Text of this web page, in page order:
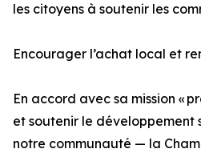
les citoyens à soutenir les
Encourager l’achat local et
En accord avec sa mission «
et soutenir le développement
notre communauté — la